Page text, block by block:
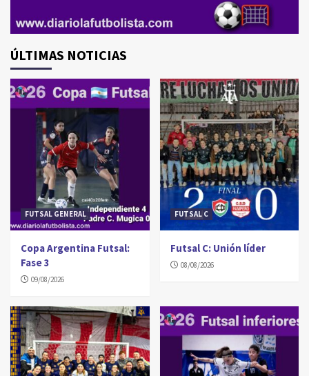
ÚLTIMAS NOTICIAS
FUTSAL GENERAL
Copa Argentina Futsal:
Fase 3
09/08/2026
FUTSAL C
Futsal C: Unión líder
08/08/2026